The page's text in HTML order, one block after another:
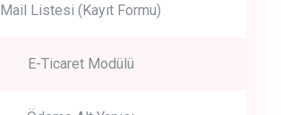
Mail Listesi (Kayıt Formu)
E-Ticaret Modülü